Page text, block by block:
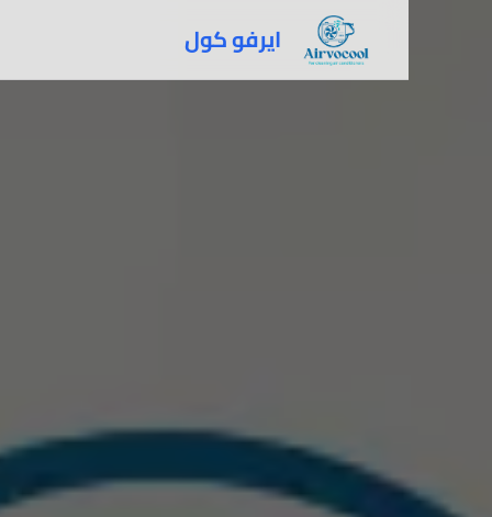
ايرفو كول